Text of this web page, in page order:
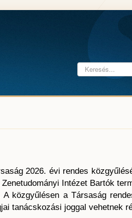
Keresés...
2026. évi rendes
Intézet Bartók
közgyűlésen a Társaság
tanácskozási joggal vehetnek